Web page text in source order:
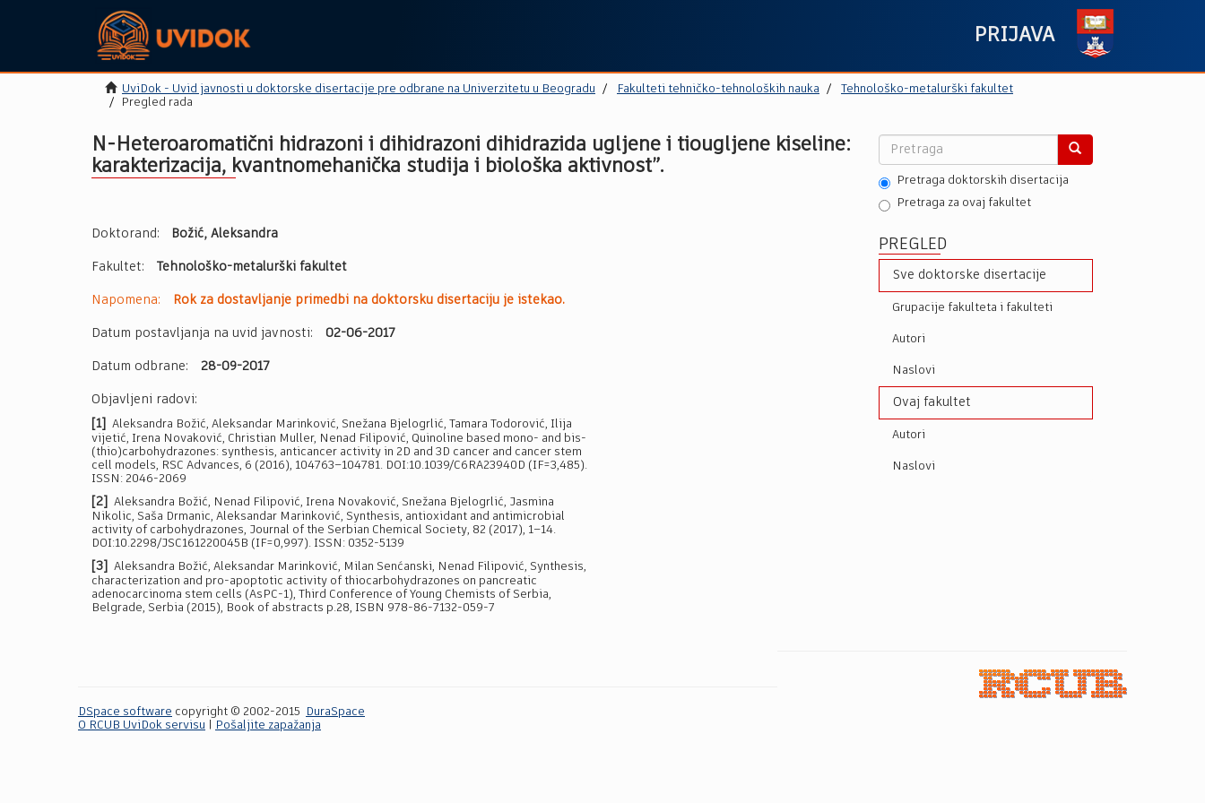
PRIJAVA
UviDok - Uvid javnosti u doktorske disertacije pre odbrane na Univerzitetu u Beogradu Fakulteti tehničko-tehnoloških nauka
Tehnološko-metalurški fakultet
Pregled rada
N-Heteroaromatični hidrazoni i dihidrazoni dihidrazida ugljene i tiougljene kiseline:
karakterizacija, kvantnomehanička studija i biološka aktivnost”.
Doktorand: Božić, Aleksandra
Fakultet: Tehnološko-metalurški fakultet
Napomena: Rok za dostavljanje primedbi na doktorsku disertaciju je istekao.
Datum postavljanja na uvid javnosti: 02-06-2017
Datum odbrane: 28-09-2017
Objavljeni radovi:
[1]
Aleksandra Božić, Aleksandar Marinković, Snežana Bjelogrlić, Tamara Todorović, Ilija
vijetić, Irena Novaković, Christian Muller, Nenad Filipović, Quinoline based mono- and bis-
(thio)carbohydrazones: synthesis, anticancer activity in 2D and 3D cancer and cancer stem
cell models, RSC Advances, 6 (2016), 104763–104781. DOI:10.1039/C6RA23940D (IF=3,485).
ISSN: 2046-2069
[2]
Aleksandra Božić, Nenad Filipović, Irena Novaković, Snežana Bjelogrlić, Jasmina
Nikolic, Saša Drmanic, Aleksandar Marinković, Synthesis, antioxidant and antimicrobial
activity of carbohydrazones, Journal of the Serbian Chemical Society, 82 (2017), 1–14.
DOI:10.2298/JSC161220045B (IF=0,997). ISSN: 0352-5139
[3]
Aleksandra Božić, Aleksandar Marinković, Milan Senćanski, Nenad Filipović, Synthesis,
characterization and pro-apoptotic activity of thiocarbohydrazones on pancreatic
adenocarcinoma stem cells (AsPC-1), Third Conference of Young Chemists of Serbia,
Belgrade, Serbia (2015), Book of abstracts p.28, ISBN 978-86-7132-059-7
Pretraga doktorskih disertacija
Pretraga za ovaj fakultet
PREGLED
Sve doktorske disertacije
Grupacije fakulteta i fakulteti
Autori
Naslovi
Ovaj fakultet
Autori
Naslovi
DSpace software copyright © 2002-2015
DuraSpace
O RCUB UviDok servisu
Pošaljite zapažanja